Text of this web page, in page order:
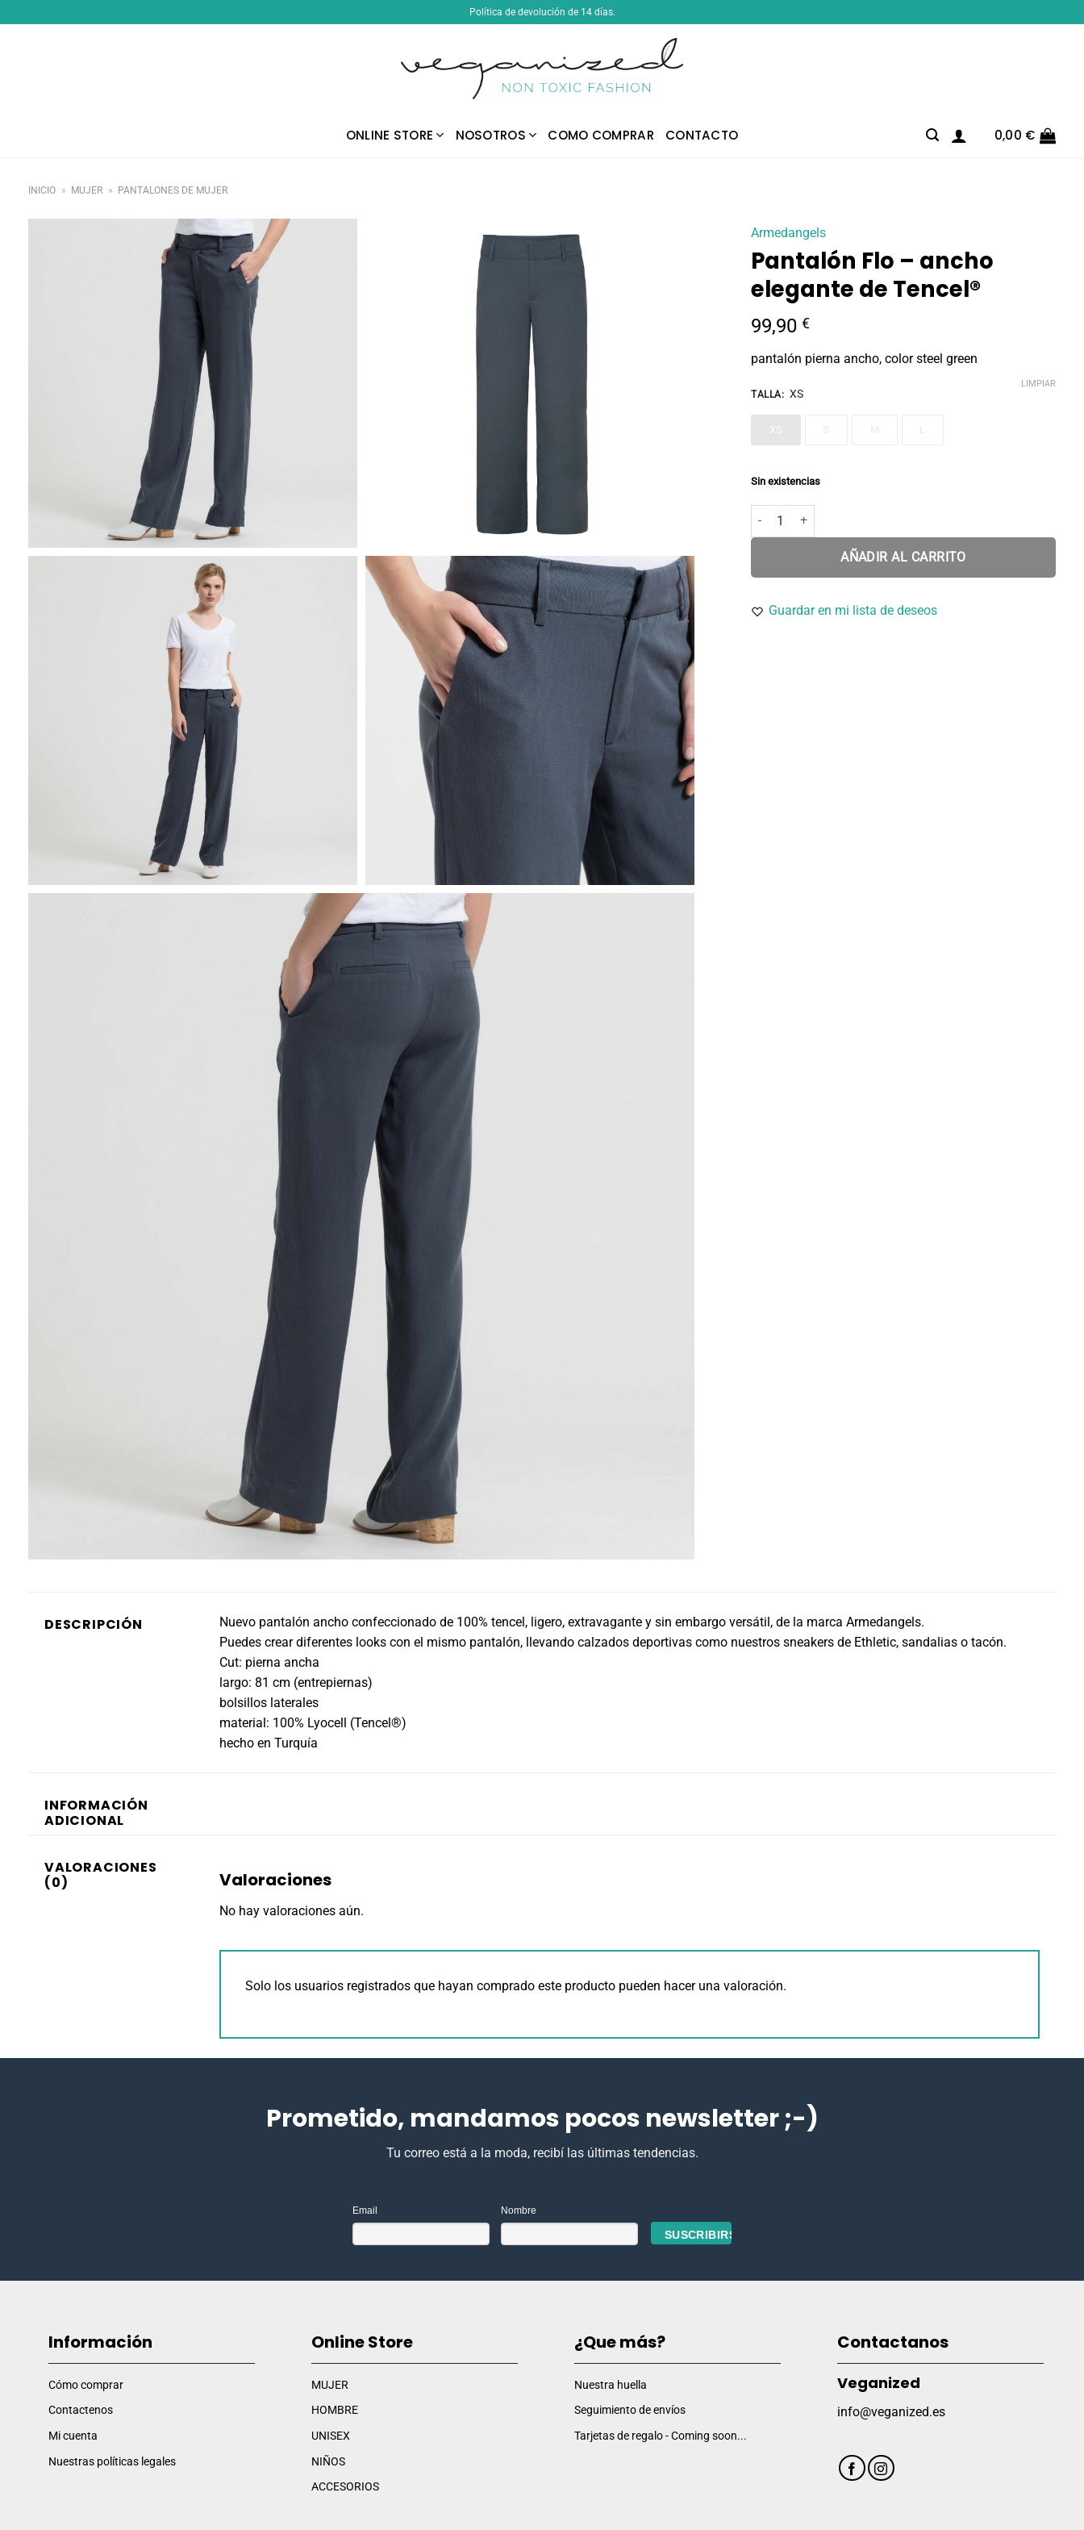
al
Política de devolución de 14 días.
ONLINE STORE NOSOTROS COMO COMPRAR CONTACTO 0,00 €
INICIO » MUJER » PANTALONES DE MUJER
Armedangels
Pantalón Flo – ancho
elegante de Tencel®
99,90 €
pantalón pierna ancho, color steel green
TALLA: XS
XS
LIMPIAR
Sin existencias
Pantalón Flo - ancho elegante de Tencel® cantidad
AÑADIR AL CARRITO
Guardar en mi lista de deseos
DESCRIPCIÓN
Nuevo pantalón ancho confeccionado de 100% tencel, ligero, extravagante y sin embargo versátil, de la marca Armedangels.
Puedes crear diferentes looks con el mismo pantalón, llevando calzados deportivas como nuestros sneakers de Ethletic, sandalias o tacón.
Cut: pierna ancha
largo: 81 cm (entrepiernas)
bolsillos laterales
material: 100% Lyocell (Tencel®)
hecho en Turquía
INFORMACIÓN
ADICIONAL
VALORACIONES
(0)
Valoraciones
No hay valoraciones aún.
Solo los usuarios registrados que hayan comprado este producto pueden hacer una valoración.
Prometido, mandamos pocos newsletter ;-)
Tu correo está a la moda, recibí las últimas tendencias.
Email Nombre
Información
Cómo comprar
Contactenos
Mi cuenta
Nuestras políticas legales
Online Store
MUJER
HOMBRE
UNISEX
NIÑOS
ACCESORIOS
¿Que más?
Nuestra huella
Seguimiento de envíos
Tarjetas de regalo - Coming soon...
Contactanos
Veganized
info@veganized.es